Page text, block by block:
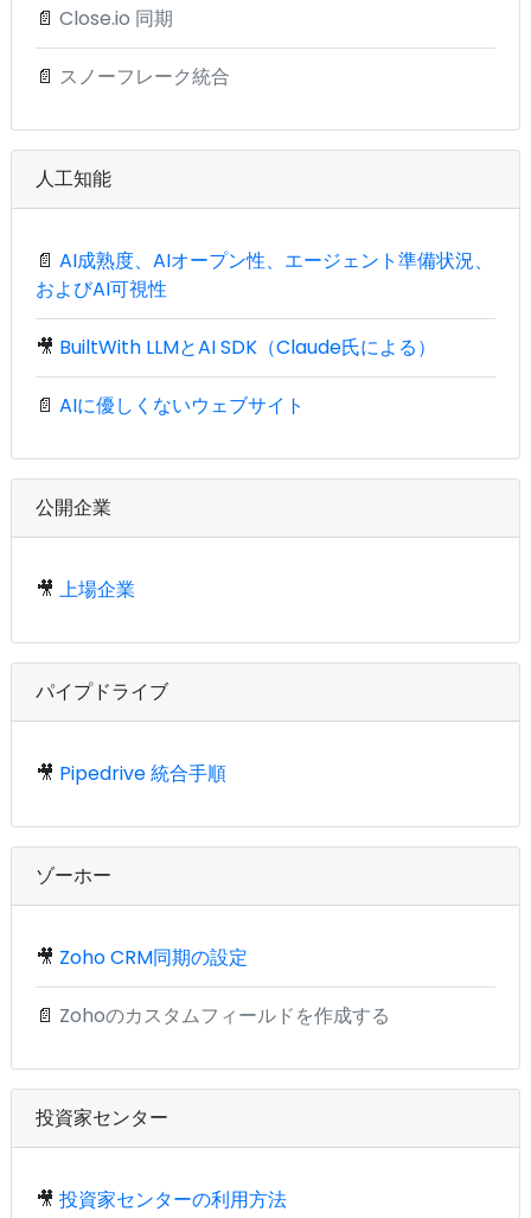
📄 Close.io 同期
📄 スノーフレーク統合
人工知能
📄 AI成熟度、AIオープン性、エージェント準備状況、
およびAI可視性
🎥 BuiltWith LLMとAI SDK（Claude氏による）
📄 AIに優しくないウェブサイト
公開企業
🎥 上場企業
パイプドライブ
🎥 Pipedrive 統合手順
ゾーホー
🎥 Zoho CRM同期の設定
📄 Zohoのカスタムフィールドを作成する
投資家センター
🎥 投資家センターの利用方法